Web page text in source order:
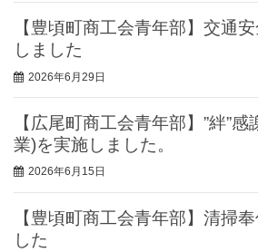
【豊頃町商工会青年部】交通
しました
2026年6月29日
【広尾町商工会青年部】”絆”
業)を実施しました。
2026年6月15日
【豊頃町商工会青年部】清掃
した